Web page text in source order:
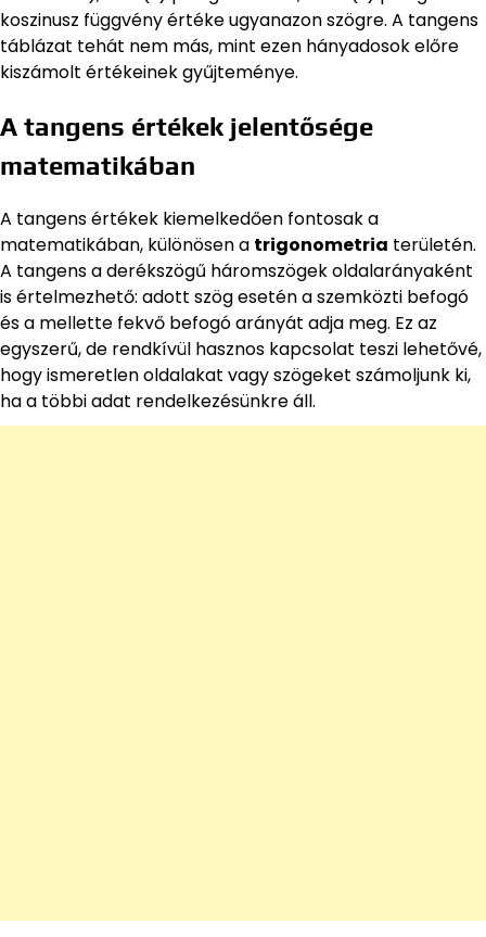
koszinusz függvény értéke ugyanazon szögre. A tangens
táblázat tehát nem más, mint ezen hányadosok előre
kiszámolt értékeinek gyűjteménye.
A tangens értékek jelentősége
matematikában
A tangens értékek kiemelkedően fontosak a
matematikában, különösen a trigonometria területén.
A tangens a derékszögű háromszögek oldalarányaként
is értelmezhető: adott szög esetén a szemközti befogó
és a mellette fekvő befogó arányát adja meg. Ez az
egyszerű, de rendkívül hasznos kapcsolat teszi lehetővé,
hogy ismeretlen oldalakat vagy szögeket számoljunk ki,
ha a többi adat rendelkezésünkre áll.